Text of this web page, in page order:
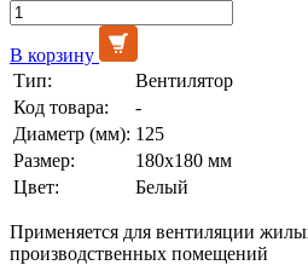
В корзину
Тип:
Вентилятор
Код товара:
-
Диаметр (мм): 125
Размер:
180х180 мм
Цвет:
Белый
Применяется для вентиляции
производственных помещений